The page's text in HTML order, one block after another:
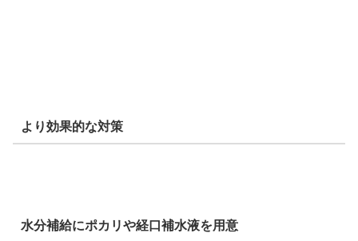
より効果的な対策
水分補給にポカリや経口補水液を用意